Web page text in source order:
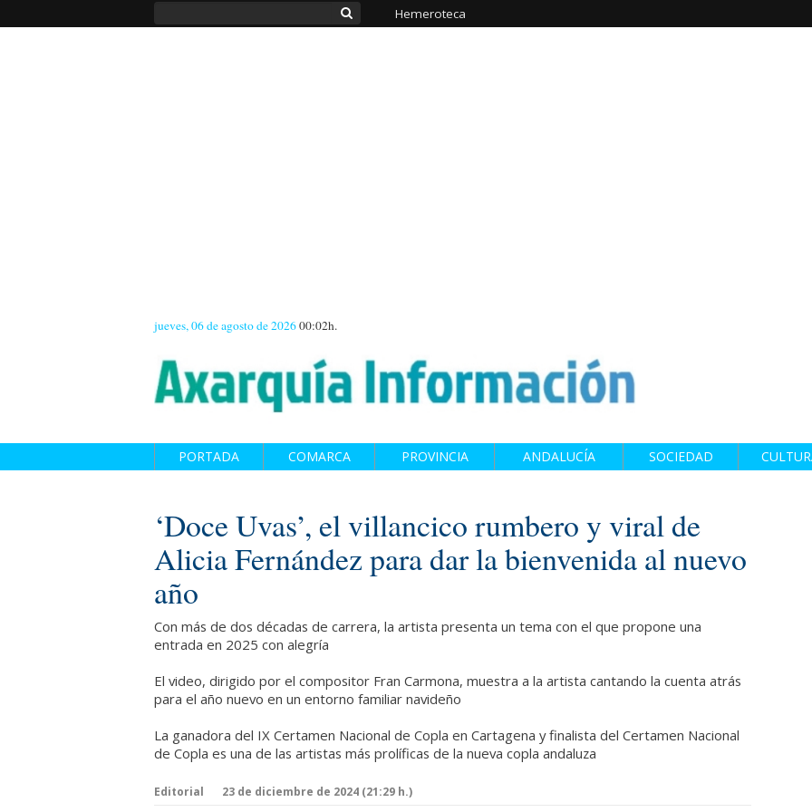
Hemeroteca
jueves, 06 de agosto de 202600:02h.
PORTADA COMARCA PROVINCIA ANDALUCÍA SOCIEDAD
‘Doce Uvas’, el villancico rumbero y viral de
Alicia Fernández para dar la bienvenida al nuevo
año
Con más de dos décadas de carrera, la artista presenta un tema con el que propone una
entrada en 2025 con alegría
El video, dirigido por el compositor Fran Carmona, muestra a la artista cantando la cuenta atrás
para el año nuevo en un entorno familiar navideño
La ganadora del IX Certamen Nacional de Copla en Cartagena y finalista del Certamen Nacional
de Copla es una de las artistas más prolíficas de la nueva copla andaluza
Editorial 23 de diciembre de 2024 (21:29 h.)